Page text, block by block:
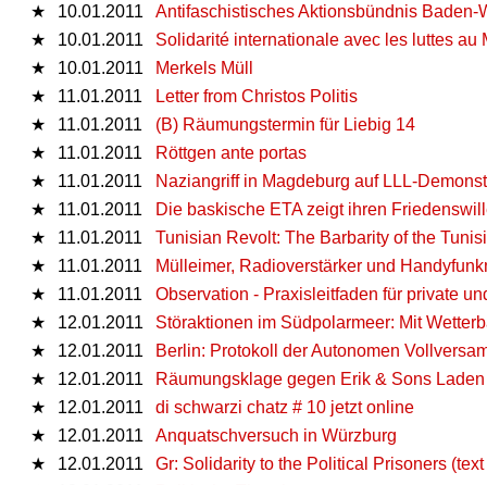
★
10.01.2011
Antifaschistisches Aktionsbündnis Baden-
★
10.01.2011
Solidarité internationale avec les luttes au
★
10.01.2011
Merkels Müll
★
11.01.2011
Letter from Christos Politis
★
11.01.2011
(B) Räumungstermin für Liebig 14
★
11.01.2011
Röttgen ante portas
★
11.01.2011
Naziangriff in Magdeburg auf LLL-
★
11.01.2011
Die baskische ETA zeigt ihren
★
11.01.2011
Tunisian Revolt: The Barbarity of the
★
11.01.2011
Mülleimer, Radioverstärker und
★
11.01.2011
Observation - Praxisleitfaden für private
★
12.01.2011
Störaktionen im Südpolarmeer: Mit
★
12.01.2011
Berlin: Protokoll der Autonomen
★
12.01.2011
Räumungsklage gegen Erik & Sons
★
12.01.2011
di schwarzi chatz # 10 jetzt online
★
12.01.2011
Anquatschversuch in Würzburg
★
12.01.2011
Gr: Solidarity to the Political Prisoners